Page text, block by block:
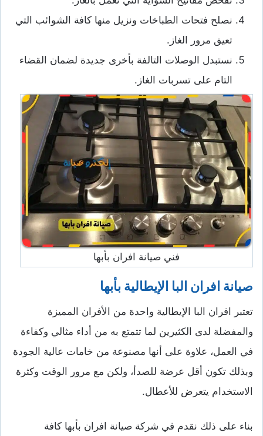
نصلح فتحات الطباخات ونزيل منها كافة الشوائب التي
تعيق مرور الغاز.
نستبدل الوصلات التالفة بأخرى جديدة لضمان القضاء
التام على تسربات الغاز.
فني صيانة افران بأبها
صيانة افران البا الإيطالية بأبها
تعتبر افران البا الإيطالية واحدة من الأفران المميزة
والمفضلة لدى الكثيرين لما تتمتع به من أداء مثالي وكفاءة
في العمل، علاوة على أنها مصنوعة من خامات عالية الجودة
وبذلك تكون أقل عرضة للصدأ، ولكن مع مرور الوقت وكثرة
الاستخدام يتعرض للأعطال.
بناء على ذلك نقدم في شركة صيانة افران بأبها كافة